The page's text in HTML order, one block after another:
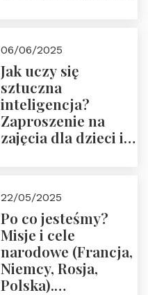
06/06/2025
Jak uczy się
sztuczna
inteligencja?
Zaproszenie na
zajęcia dla dzieci i
22/05/2025
Po co jesteśmy?
Misje i cele
narodowe (Francja,
Niemcy, Rosja,
Polska).